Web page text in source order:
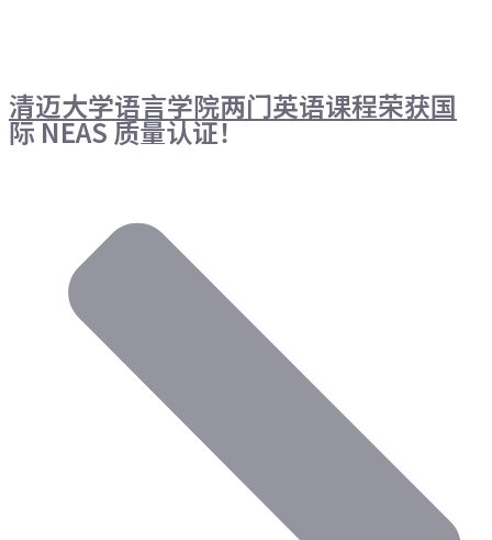
清迈大学语言学院两门英语课程荣获国
际 NEAS 质量认证！